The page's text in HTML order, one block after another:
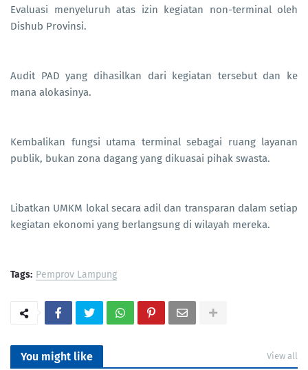
Evaluasi menyeluruh atas izin kegiatan non-terminal oleh
Dishub Provinsi.
Audit PAD yang dihasilkan dari kegiatan tersebut dan ke
mana alokasinya.
Kembalikan fungsi utama terminal sebagai ruang layanan
publik, bukan zona dagang yang dikuasai pihak swasta.
Libatkan UMKM lokal secara adil dan transparan dalam setiap
kegiatan ekonomi yang berlangsung di wilayah mereka.
Tags: Pemprov Lampung
You might like View all